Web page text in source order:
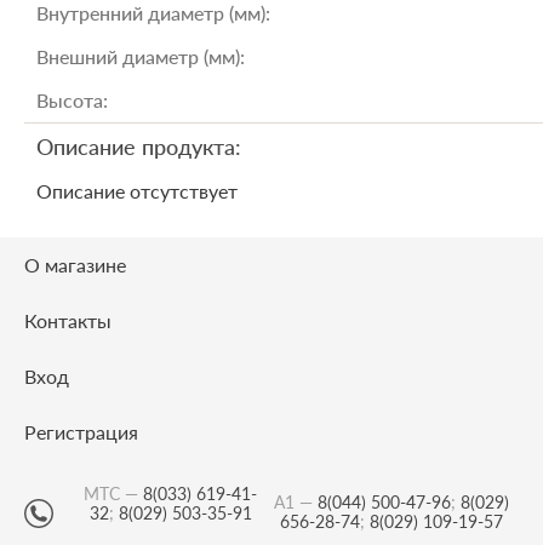
Внутренний диаметр (мм):
Внешний диаметр (мм):
Высота:
Описание продукта:
Описание отсутствует
О магазине
Контакты
Вход
Регистрация
МТС — 8(033) 619-41-
32; 8(029) 503-35-91
А1 — 8(044) 500-47-96; 8(029)
656-28-74; 8(029) 109-19-57